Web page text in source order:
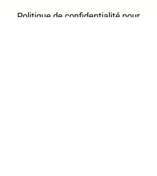
Politique de confidentialité pour